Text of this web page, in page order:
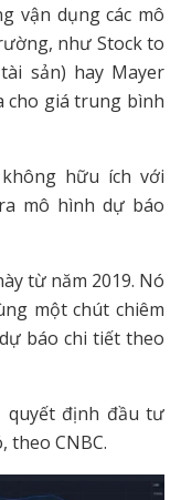
vận dụng các mô
như Stock to
sản) hay Mayer
cho giá trung bình
hữu ích với
mô hình dự báo
từ năm 2019. Nó
một chút chiêm
báo chi tiết theo
quyết định đầu tư
theo CNBC.